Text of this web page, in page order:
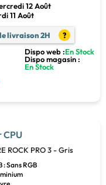
12 Août
11 Août
livraison 2H ?
Dispo web :En Stock
Dispo magasin :
En Stock
ROCK PRO 3 - Gris
: Sans RGB